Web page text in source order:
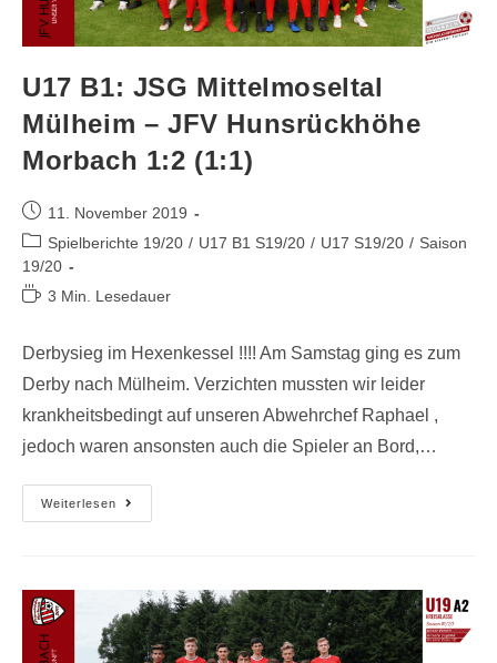
U17 B1: JSG Mittelmoseltal
Mülheim – JFV Hunsrückhöhe
Morbach 1:2 (1:1)
11. November 2019
Spielberichte 19/20 / U17 B1 S19/20 / U17 S19/20 / Saison
19/20
3 Min. Lesedauer
Derbysieg im Hexenkessel !!!! Am Samstag ging es zum
Derby nach Mülheim. Verzichten mussten wir leider
krankheitsbedingt auf unseren Abwehrchef Raphael ,
jedoch waren ansonsten auch die Spieler an Bord,…
Weiterlesen